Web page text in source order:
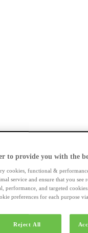
to provide you with the
cookies, functional &
service and ensure that you
performance, and targeted
preferences for each purpose
Reject All